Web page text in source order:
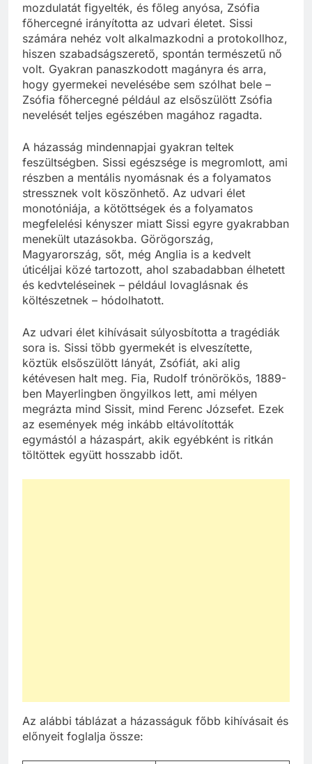
mozdulatát figyelték, és főleg anyósa, Zsófia
főhercegné irányította az udvari életet. Sissi
számára nehéz volt alkalmazkodni a protokollhoz,
hiszen szabadságszerető, spontán természetű nő
volt. Gyakran panaszkodott magányra és arra,
hogy gyermekei nevelésébe sem szólhat bele –
Zsófia főhercegné például az elsőszülött Zsófia
nevelését teljes egészében magához ragadta.
A házasság mindennapjai gyakran teltek
feszültségben. Sissi egészsége is megromlott, ami
részben a mentális nyomásnak és a folyamatos
stressznek volt köszönhető. Az udvari élet
monotóniája, a kötöttségek és a folyamatos
megfelelési kényszer miatt Sissi egyre gyakrabban
menekült utazásokba. Görögország,
Magyarország, sőt, még Anglia is a kedvelt
úticéljai közé tartozott, ahol szabadabban élhetett
és kedvteléseinek – például lovaglásnak és
költészetnek – hódolhatott.
Az udvari élet kihívásait súlyosbította a tragédiák
sora is. Sissi több gyermekét is elveszítette,
köztük elsőszülött lányát, Zsófiát, aki alig
kétévesen halt meg. Fia, Rudolf trónörökös, 1889-
ben Mayerlingben öngyilkos lett, ami mélyen
megrázta mind Sissit, mind Ferenc Józsefet. Ezek
az események még inkább eltávolították
egymástól a házaspárt, akik egyébként is ritkán
töltöttek együtt hosszabb időt.
Az alábbi táblázat a házasságuk főbb kihívásait és
előnyeit foglalja össze: